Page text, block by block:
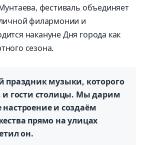
фестиваль объединяет
филармонии и
накануне Дня города как
сезона.
праздник музыки, которого
гости столицы. Мы дарим
и создаём
прямо на улицах
он.